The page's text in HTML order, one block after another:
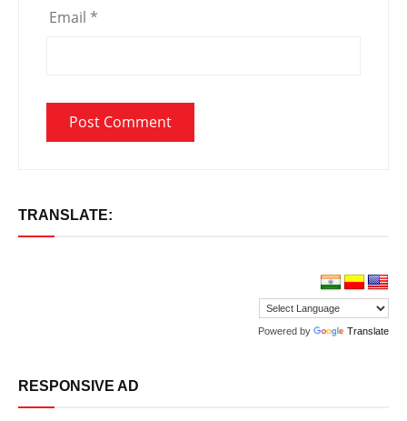
Email *
TRANSLATE:
Powered by Translate
RESPONSIVE AD